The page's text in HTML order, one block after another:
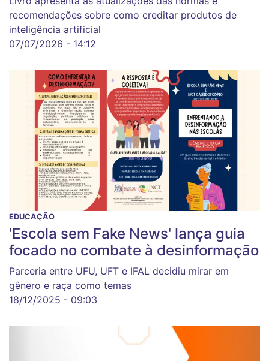
recomendações sobre como creditar produtos de
inteligência artificial
07/07/2026 - 14:12
EDUCAÇÃO
'Escola sem Fake News' lança guia
focado no combate à desinformação
Parceria entre UFU, UFT e IFAL decidiu mirar em
gênero e raça como temas
18/12/2025 - 09:03